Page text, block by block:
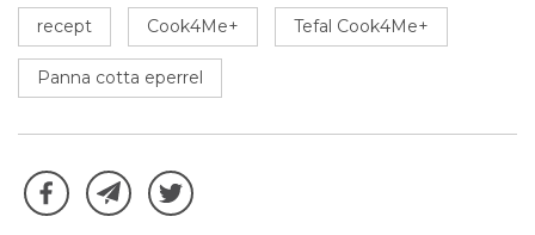
recept Cook4Me+ Tefal Cook4Me+
Panna cotta eperrel